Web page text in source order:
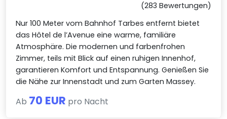
(283 Bewertungen)
Nur 100 Meter vom Bahnhof Tarbes entfernt bietet
das Hôtel de l’Avenue eine warme, familiäre
Atmosphäre. Die modernen und farbenfrohen
Zimmer, teils mit Blick auf einen ruhigen Innenhof,
garantieren Komfort und Entspannung. Genießen Sie
die Nähe zur Innenstadt und zum Garten Massey.
Ab 70 EUR pro Nacht